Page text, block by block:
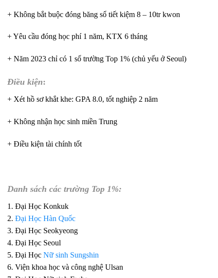
+ Không bắt buộc đóng băng sổ tiết kiệm 8 – 10tr kwon
+ Yêu cầu đóng học phí 1 năm, KTX 6 tháng
+ Năm 2023 chỉ có 1 số trường Top 1% (chủ yếu ở Seoul)
Điều kiện:
+ Xét hồ sơ khắt khe: GPA 8.0, tốt nghiệp 2 năm
+ Không nhận học sinh miền Trung
+ Điều kiện tài chính tốt
Danh sách các trường Top 1%:
1. Đại Học Konkuk
2. Đại Học Hàn Quốc
3. Đại Học Seokyeong
4. Đại Học Seoul
5. Đại Học Nữ sinh Sungshin
6. Viện khoa học và công nghệ Ulsan